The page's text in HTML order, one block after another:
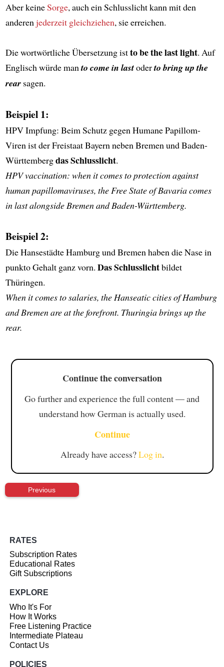
Aber keineSorge, auch ein Schlusslicht kann mit den
anderen jederzeit gleichziehen, sie erreichen.
Die wortwörtliche Übersetzung istto be the last light. Auf
Englisch würde manto come in lastoderto bring up the
rearsagen.
Beispiel 1:
HPV Impfung: Beim Schutz gegen Humane Papillom-
Viren ist der Freistaat Bayern neben Bremen und Baden-
Württembergdas Schlusslicht.
HPV vaccination: when it comes to protection against
human papillomaviruses, the Free State of Bavaria comes
in last alongside Bremen and Baden-Württemberg.
Beispiel 2:
Die Hansestädte Hamburg und Bremen haben die Nase in
punkto Gehalt ganz vorn. Das Schlusslichtbildet
Thüringen.
When it comes to salaries, the Hanseatic cities of Hamburg
and Bremen are at the forefront. Thuringia brings up the
rear.
Continue the conversation
Go further and experience the full content — and
understand how German is actually used.
Continue
Already have access?Log in.
Previous
RATES
Subscription Rates
Educational Rates
Gift Subscriptions
EXPLORE
Who It's For
How It Works
Free Listening Practice
Intermediate Plateau
Contact Us
POLICIES